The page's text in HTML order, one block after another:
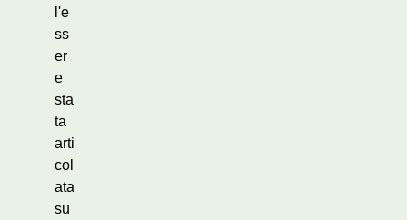
l'e
ss
er
e
sta
ta
arti
col
ata
su